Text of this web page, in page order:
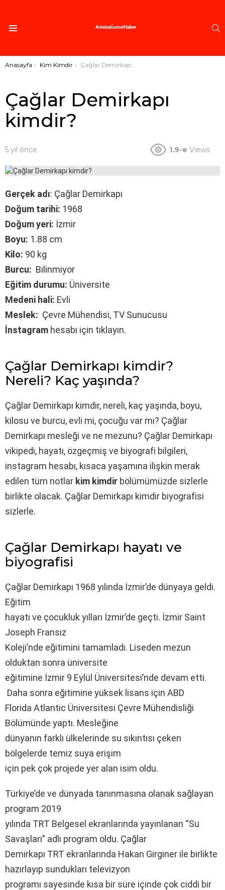
Buradasınız:
Anasayfa Kim Kimdir Çağlar Demirkapı kimdir?
Çağlar Demirkapı
kimdir?
5 yıl önce 1.9-e Views
Gerçek adı: Çağlar Demirkapı
Doğum tarihi: 1968
Doğum yeri: İzmir
Boyu: 1.88 cm
Kilo: 90 kg
Burcu: Bilinmiyor
Eğitim durumu: Üniversite
Medeni hali: Evli
Meslek: Çevre Mühendisi, TV Sunucusu
İnstagram hesabı için tıklayın.
Çağlar Demirkapı kimdir?
Nereli? Kaç yaşında?
Çağlar Demirkapı kimdir, nereli, kaç yaşında, boyu,
kilosu ve burcu, evli mi, çocuğu var mı? Çağlar
Demirkapı mesleği ve ne mezunu? Çağlar Demirkapı
vikipedi, hayatı, özgeçmiş ve biyografi bilgileri,
instagram hesabı, kısaca yaşamına ilişkin merak
edilen tüm notlar kim kimdir bölümümüzde sizlerle
birlikte olacak. Çağlar Demirkapı kimdir biyografisi
sizlerle.
Çağlar Demirkapı hayatı ve
biyografisi
Çağlar Demirkapı 1968 yılında İzmir’de dünyaya geldi.
Eğitim
hayatı ve çocukluk yılları İzmir’de geçti. İzmir Saint
Joseph Fransız
Koleji’nde eğitimini tamamladı. Liseden mezun
olduktan sonra üniversite
eğitimine İzmir 9 Eylül Üniversitesi’nde devam etti.
Daha sonra eğitimine yüksek lisans için ABD
Florida Atlantic Üniversitesi Çevre Mühendisliği
Bölümünde yaptı. Mesleğine
dünyanın farklı ülkelerinde su sıkıntısı çeken
bölgelerde temiz suya erişim
için pek çok projede yer alan isim oldu.
Türkiye’de ve dünyada tanınmasına olanak sağlayan
program 2019
yılında TRT Belgesel ekranlarında yayınlanan “Su
Savaşları” adlı program oldu. Çağlar
Demirkapı TRT ekranlarında Hakan Girginer ile birlikte
hazırlayıp sundukları televizyon
programı sayesinde kısa bir süre içinde çok ciddi bir